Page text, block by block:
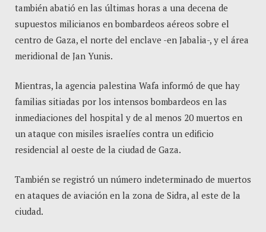
también abatió en las últimas horas a una decena de
supuestos milicianos en bombardeos aéreos sobre el
centro de Gaza, el norte del enclave -en Jabalia-, y el área
meridional de Jan Yunis.
Mientras, la agencia palestina Wafa informó de que hay
familias sitiadas por los intensos bombardeos en las
inmediaciones del hospital y de al menos 20 muertos en
un ataque con misiles israelíes contra un edificio
residencial al oeste de la ciudad de Gaza.
También se registró un número indeterminado de muertos
en ataques de aviación en la zona de Sidra, al este de la
ciudad.